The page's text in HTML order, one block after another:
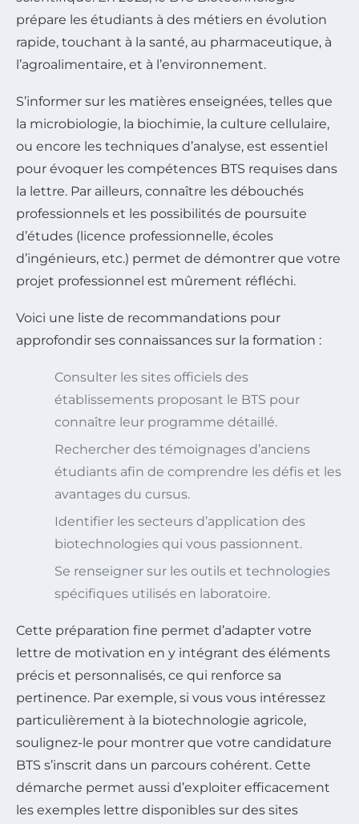
prépare les étudiants à des métiers en évolution
rapide, touchant à la santé, au pharmaceutique, à
l’agroalimentaire, et à l’environnement.
S’informer sur les matières enseignées, telles que
la microbiologie, la biochimie, la culture cellulaire,
ou encore les techniques d’analyse, est essentiel
pour évoquer les compétences BTS requises dans
la lettre. Par ailleurs, connaître les débouchés
professionnels et les possibilités de poursuite
d’études (licence professionnelle, écoles
d’ingénieurs, etc.) permet de démontrer que votre
projet professionnel est mûrement réfléchi.
Voici une liste de recommandations pour
approfondir ses connaissances sur la formation :
Consulter les sites officiels des
établissements proposant le BTS pour
connaître leur programme détaillé.
Rechercher des témoignages d’anciens
étudiants afin de comprendre les défis et les
avantages du cursus.
Identifier les secteurs d’application des
biotechnologies qui vous passionnent.
Se renseigner sur les outils et technologies
spécifiques utilisés en laboratoire.
Cette préparation fine permet d’adapter votre
lettre de motivation en y intégrant des éléments
précis et personnalisés, ce qui renforce sa
pertinence. Par exemple, si vous vous intéressez
particulièrement à la biotechnologie agricole,
soulignez-le pour montrer que votre candidature
BTS s’inscrit dans un parcours cohérent. Cette
démarche permet aussi d’exploiter efficacement
les exemples lettre disponibles sur des sites